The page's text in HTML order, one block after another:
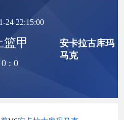
24 22:15:00
篮甲
0 :0
安卡拉古库玛
马克